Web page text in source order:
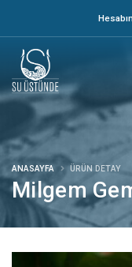
Milgem
ANASAYFA ÜRÜN DETAY